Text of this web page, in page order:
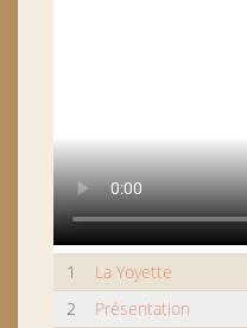
1 La Yoyette
2
Présentation